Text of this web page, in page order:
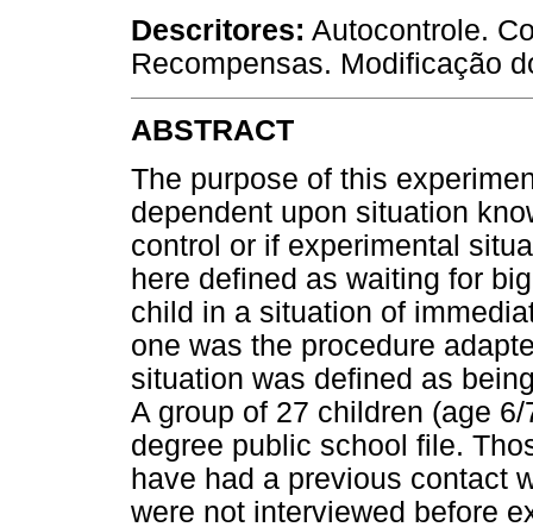
Descritores: Autocontrole.
Recompensas. Modificação
ABSTRACT
The purpose of this
dependent upon situation
control or if experimental
here defined as waiting for
child in a situation of
one was the procedure
situation was defined as
A group of 27 children (age
degree public school file.
have had a previous contact
were not interviewed before